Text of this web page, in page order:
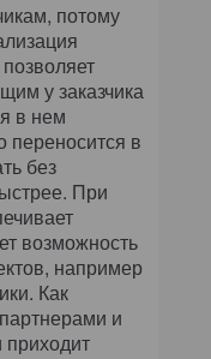
потому
у заказчика
в нем
переносится в
без
При
возможность
например
Как
и
приходит